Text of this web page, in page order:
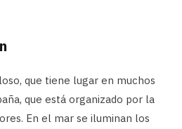
que tiene lugar en muchos
que está organizado por la
En el mar se iluminan los